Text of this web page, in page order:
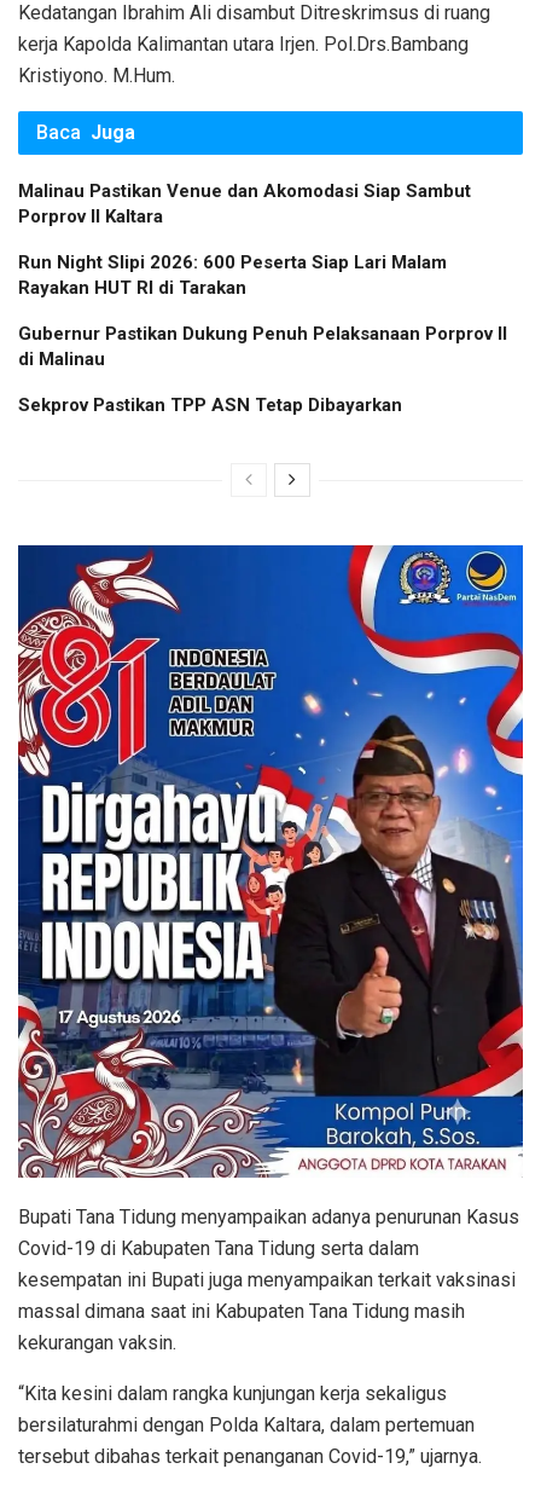
Kedatangan Ibrahim Ali disambut Ditreskrimsus di ruang
kerja Kapolda Kalimantan utara Irjen. Pol.Drs.Bambang
Kristiyono. M.Hum.
Baca Juga
Malinau Pastikan Venue dan Akomodasi Siap Sambut
Porprov II Kaltara
Run Night Slipi 2026: 600 Peserta Siap Lari Malam
Rayakan HUT RI di Tarakan
Gubernur Pastikan Dukung Penuh Pelaksanaan Porprov II
di Malinau
Sekprov Pastikan TPP ASN Tetap Dibayarkan
Bupati Tana Tidung menyampaikan adanya penurunan Kasus
Covid-19 di Kabupaten Tana Tidung serta dalam
kesempatan ini Bupati juga menyampaikan terkait vaksinasi
massal dimana saat ini Kabupaten Tana Tidung masih
kekurangan vaksin.
“Kita kesini dalam rangka kunjungan kerja sekaligus
bersilaturahmi dengan Polda Kaltara, dalam pertemuan
tersebut dibahas terkait penanganan Covid-19,” ujarnya.